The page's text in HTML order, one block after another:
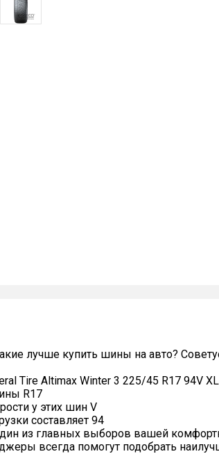
лучше купить шины на авто?
Tire Altimax Winter 3 225/45 R17 94V XL
R17
у этих шин V
составляет 94
из главных выборов вашей
всегда помогут подобрать